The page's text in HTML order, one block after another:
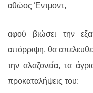
αθώος Έντμοντ,
αφού βιώσει την
απόρριψη, θα
την αλαζονεία, τα
προκαταλήψεις του: